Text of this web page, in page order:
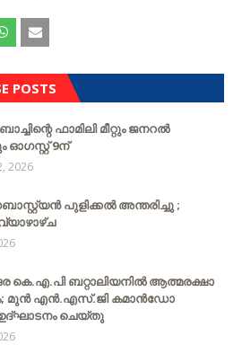
POSTS
ബാച്ചിന്റെ ഫാമിലി മീറ്റും ജനറൽ
9ന്
2026
പുളിക്കല്‍ അന്തരിച്ചു ;
വ്യാഴാഴ്ച
കെ.എ.പി ബറ്റാലിയനിൽ ആത്മരക്ഷാ
മുൻ എൻ.എസ്.ജി കമാൻഡോ
ഉദ്ഘാടനം ചെയ്തു